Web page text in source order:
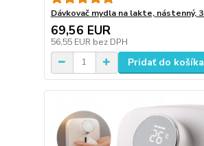
Dávkovač mydla na lakte, nástenný,
69,56 EUR
56,55 EUR bez DPH
Pridať do košíka